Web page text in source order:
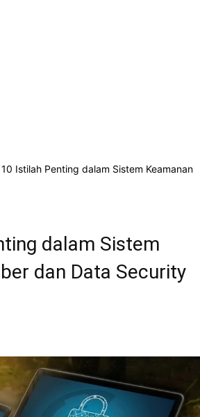
10 Istilah Penting dalam Sistem Keamanan
dalam Sistem
dan Data Security